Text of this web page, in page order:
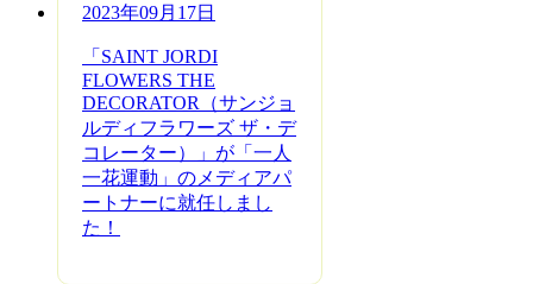
2023年09月17日
「SAINT JORDI
FLOWERS THE
DECORATOR（サンジョ
ルディフラワーズ ザ・デ
コレーター）」が「一人
一花運動」のメディアパ
ートナーに就任しまし
た！